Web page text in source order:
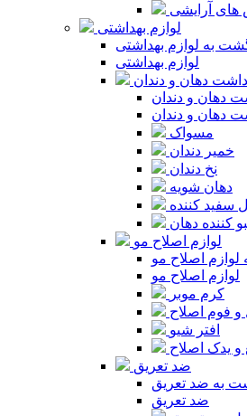
های آرایشی
لوازم بهداشتی
به لوازم بهداشتی
لوازم بهداشتی
دهان و دندان
دهان و دندان
دهان و دندان
مسواک
خمیر دندان
نخ دندان
دهان شویه
سفید کننده
کننده دهان
لوازم اصلاح مو
اصلاح مو
لوازم اصلاح مو
کرم موبر
و فوم اصلاح
افتر شیو
و یدک اصلاح
ضد تعریق
به ضد تعریق
ضد تعریق